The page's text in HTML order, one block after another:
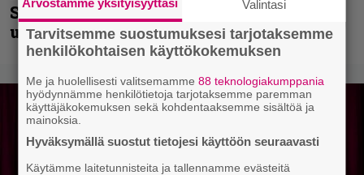
Shining hyppäsi keskelle kinoksia
uudella videollaan
Arvostamme yksityisyyttäsi Valintasi
Tarvitsemme suostumuksesi tarjotaksemme
henkilökohtaisen käyttökokemuksen
Me ja huolellisesti valitsemamme88 teknologiakumppania
hyödynnämme henkilötietoja tarjotaksemme paremman
käyttäjäkokemuksen sekä kohdentaaksemme sisältöä ja
mainoksia.
Hyväksymällä suostut tietojesi käyttöön seuraavasti
Käytämme laitetunnisteita ja tallennamme evästeitä